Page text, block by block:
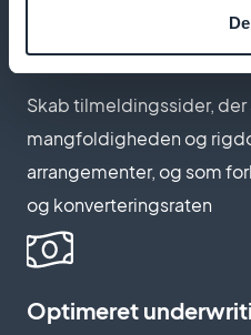
Tilpas
Skab tilmeldingssider,
mangfoldigheden og
arrangementer, og som
og konverteringsraten
Optimeret